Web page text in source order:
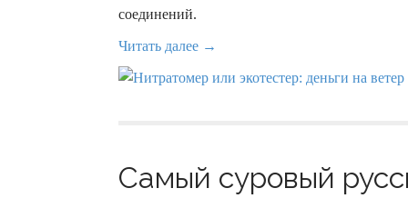
соединений.
Читать далее →
Самый суровый